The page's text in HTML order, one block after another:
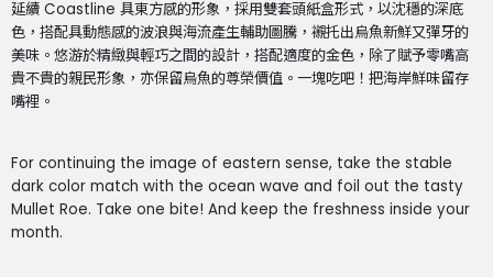
延續 Coastline 具東方感的形象，採用雙套頭紙盒形式，以沈穩的深底
色，搭配具動態感的波浪與海流產生輔助圖騰，襯托出烏魚新鮮又彈牙的
美味。悠游於精緻與輕巧之間的設計，搭配適度的金色，除了賦予零嘴高
貴不貴的親民形象，亦保留烏魚的尊榮價值。一塊吃吧！把海岸鮮味留存
嘴裡。
For continuing the image of eastern sense, take the stable
dark color match with the ocean wave and foil out the tasty
Mullet Roe. Take one bite! And keep the freshness inside your
month.